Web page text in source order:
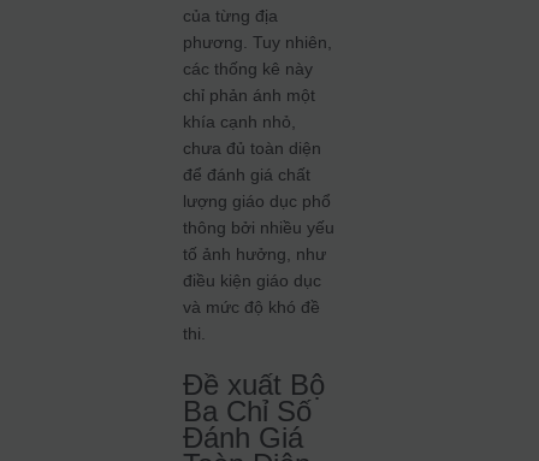
của từng địa
phương. Tuy nhiên,
các thống kê này
chỉ phản ánh một
khía cạnh nhỏ,
chưa đủ toàn diện
để đánh giá chất
lượng giáo dục phổ
thông bởi nhiều yếu
tố ảnh hưởng, như
điều kiện giáo dục
và mức độ khó đề
thi.
Đề xuất Bộ
Ba Chỉ Số
Đánh Giá